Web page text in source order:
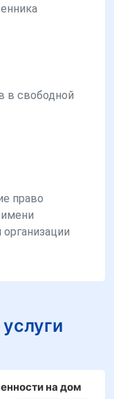
в свободной
право
организации
на дом